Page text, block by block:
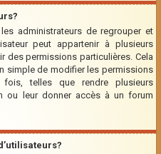
administrateurs de regrouper et
peut appartenir à plusieurs
des permissions particulières. Cela
simple de modifier les permissions
telles que rendre plusieurs
ou leur donner accès à un forum